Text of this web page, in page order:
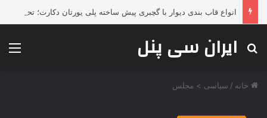
ایران سی پنل
جستجو برای
خانه / سیاسی > مجلس